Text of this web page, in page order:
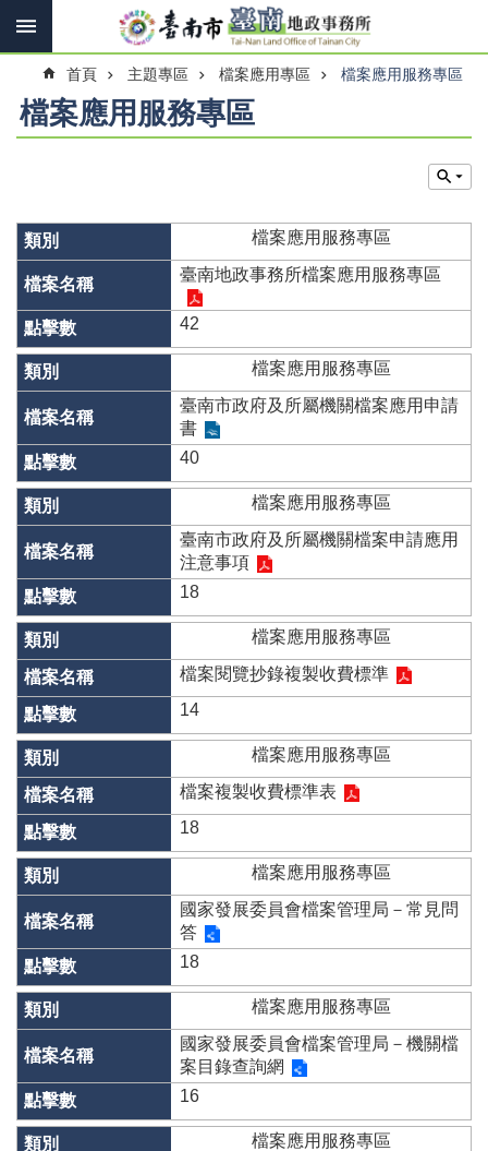
跳到主要內容區塊
搜
搜
尋
息
快
報
機
關
簡
介
線
上
申
辦
與
查
詢
便
民
服
務
民
意
交
流
下
載
專
區
主
題
專
區
其
他
服
務
首頁 主題專區 檔案應用專區 檔案應用服務專區
檔案應用服務專區
檔案應用服務專區
臺南地政事務所檔案應用服務專區
42
檔案應用服務專區
臺南市政府及所屬機關檔案應用申請
書
40
檔案應用服務專區
臺南市政府及所屬機關檔案申請應用
注意事項
18
檔案應用服務專區
檔案閱覽抄錄複製收費標準
14
檔案應用服務專區
檔案複製收費標準表
18
檔案應用服務專區
國家發展委員會檔案管理局－常見問
答
18
檔案應用服務專區
國家發展委員會檔案管理局－機關檔
案目錄查詢網
16
檔案應用服務專區